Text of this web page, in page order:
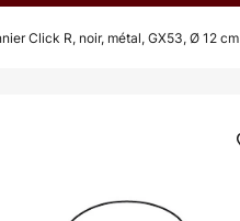
Click R, noir, métal, GX53, Ø 12 cm